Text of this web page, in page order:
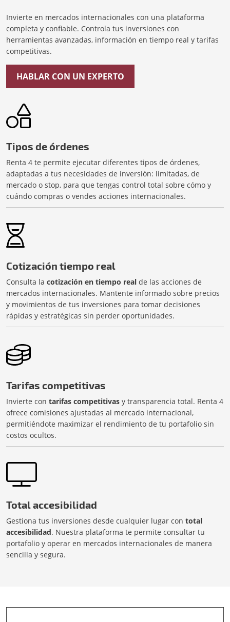
Invierte en mercados internacionales con una plataforma
completa y confiable. Controla tus inversiones con
herramientas avanzadas, información en tiempo real y tarifas
competitivas.
HABLAR CON UN EXPERTO
Tipos de órdenes
Renta 4 te permite ejecutar diferentes tipos de órdenes,
adaptadas a tus necesidades de inversión: limitadas, de
mercado o stop, para que tengas control total sobre cómo y
cuándo compras o vendes acciones internacionales.
Cotización tiempo real
Consulta la cotización en tiempo real de las acciones de
mercados internacionales. Mantente informado sobre precios
y movimientos de tus inversiones para tomar decisiones
rápidas y estratégicas sin perder oportunidades.
Tarifas competitivas
Invierte con tarifas competitivas y transparencia total. Renta 4
ofrece comisiones ajustadas al mercado internacional,
permitiéndote maximizar el rendimiento de tu portafolio sin
costos ocultos.
Total accesibilidad
Gestiona tus inversiones desde cualquier lugar con total
accesibilidad. Nuestra plataforma te permite consultar tu
portafolio y operar en mercados internacionales de manera
sencilla y segura.